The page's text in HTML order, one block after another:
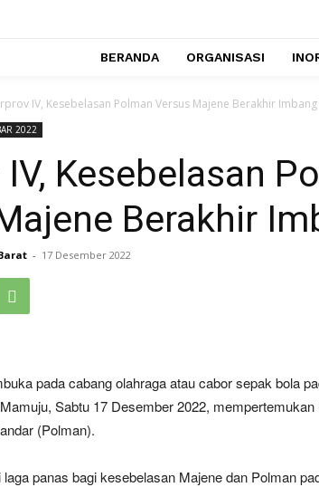
BERANDA ORGANISASI
IV, Kesebelasan Polman Versus Majene Berakhir Imbang
2022
Kesebelasan
Berakhir
- 17 Desember 2022
pada cabang olahraga atau cabor sepak bola
Sabtu 17 Desember 2022,
(Polman).
panas bagi kesebelasan Majene dan Polman